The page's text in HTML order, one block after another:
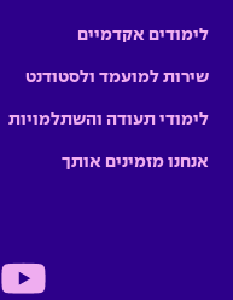
לימודים אקדמיים
שירות למועמד ולסטודנט
לימודי תעודה והשתלמויות
אנחנו מזמינים אותך